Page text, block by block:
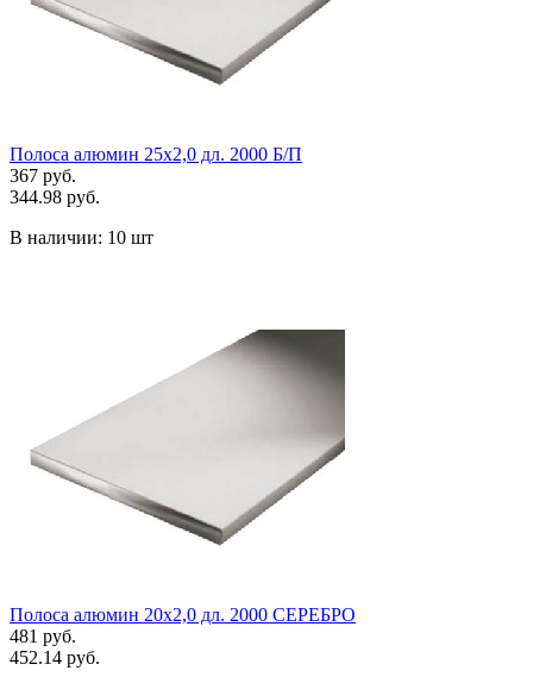
Полоса алюмин 25х2,0 дл. 2000 Б/П
367 руб.
344.98 руб.
В наличии: 10 шт
Полоса алюмин 20х2,0 дл. 2000 СЕРЕБРО
481 руб.
452.14 руб.